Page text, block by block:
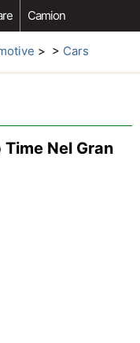
Camion
Aftermarket
> > Cars
Nel Gran